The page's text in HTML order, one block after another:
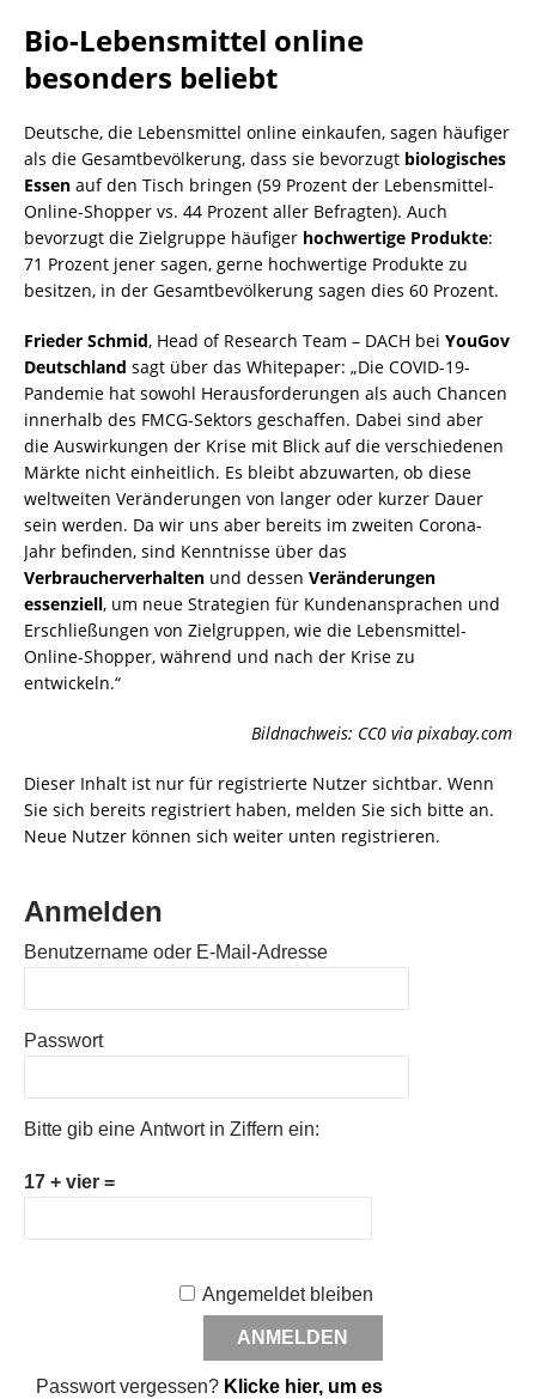
Bio-Lebensmittel online
besonders beliebt
Deutsche, die Lebensmittel online einkaufen, sagen häufiger
als die Gesamtbevölkerung, dass sie bevorzugt biologisches
Essen auf den Tisch bringen (59 Prozent der Lebensmittel-
Online-Shopper vs. 44 Prozent aller Befragten). Auch
bevorzugt die Zielgruppe häufiger hochwertige Produkte:
71 Prozent jener sagen, gerne hochwertige Produkte zu
besitzen, in der Gesamtbevölkerung sagen dies 60 Prozent.
Frieder Schmid, Head of Research Team – DACH bei YouGov
Deutschland sagt über das Whitepaper: „Die COVID-19-
Pandemie hat sowohl Herausforderungen als auch Chancen
innerhalb des FMCG-Sektors geschaffen. Dabei sind aber
die Auswirkungen der Krise mit Blick auf die verschiedenen
Märkte nicht einheitlich. Es bleibt abzuwarten, ob diese
weltweiten Veränderungen von langer oder kurzer Dauer
sein werden. Da wir uns aber bereits im zweiten Corona-
Jahr befinden, sind Kenntnisse über das
Verbraucherverhalten und dessen Veränderungen
essenziell, um neue Strategien für Kundenansprachen und
Erschließungen von Zielgruppen, wie die Lebensmittel-
Online-Shopper, während und nach der Krise zu
entwickeln.“
Bildnachweis: CC0 via pixabay.com
Dieser Inhalt ist nur für registrierte Nutzer sichtbar. Wenn
Sie sich bereits registriert haben, melden Sie sich bitte an.
Neue Nutzer können sich weiter unten registrieren.
Anmelden
Benutzername oder E-Mail-Adresse
Passwort
Bitte gib eine Antwort in Ziffern ein:
17 + vier =
Angemeldet bleiben
Passwort vergessen? Klicke hier, um es